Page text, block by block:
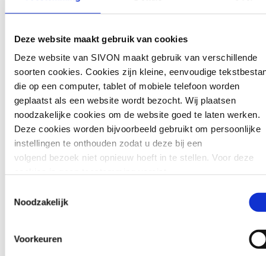
Deze website maakt gebruik van cookies
Deze website van SIVON maakt gebruik van verschillende
soorten cookies. Cookies zijn kleine, eenvoudige
die op een computer, tablet of mobiele telefoon worden
geplaatst als een website wordt bezocht. Wij plaatsen
noodzakelijke cookies om de website goed te laten werken.
Deze cookies worden bijvoorbeeld gebruikt om persoonlijke
instellingen te onthouden zodat u deze bij een
volgend bezoek niet opnieuw hoeft in te stellen. Voor deze
Soms embedden wij content van andere websites, zoals
gebruikersgedrag bij te houden. Deze cookies worden alleen
Noodzakelijk
Voorkeuren
Op haar website schrijft de
automatisch goed voor mensen en
bedrijven. Als markttoezichthouder leggen
we ons oor te luisteren in de maatschappij
en dragen we bij aan een oplossing bij
mogelijk marktfalen. Juist in deze tijd is
het belangrijk dat bedrijven innoveren en
mensen hiervan de vruchten plukken. Het
is onze rol als toezichthouder om hier
voortdurend scherp op te zijn, praktijken
te identificeren die een goede werking van
schoolbesturen, inzetten voor een eerlijke